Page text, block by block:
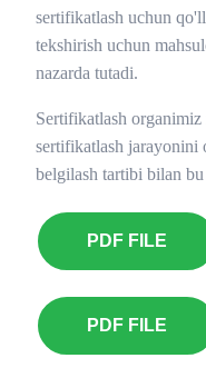
sertifikatlash uchun
tekshirish uchun
nazarda tutadi.
Sertifikatlash
sertifikatlash jarayonini
belgilash tartibi bilan
PDF FILE
PDF FILE